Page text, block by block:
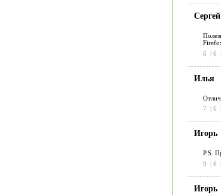
Сергей
6
| 6
Илья
7
| 6
Игорь
P.S.
9
| 6
Игорь